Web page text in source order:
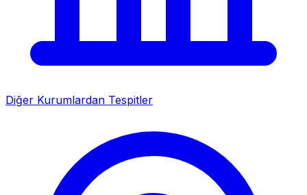
Diğer Kurumlardan Tespitler